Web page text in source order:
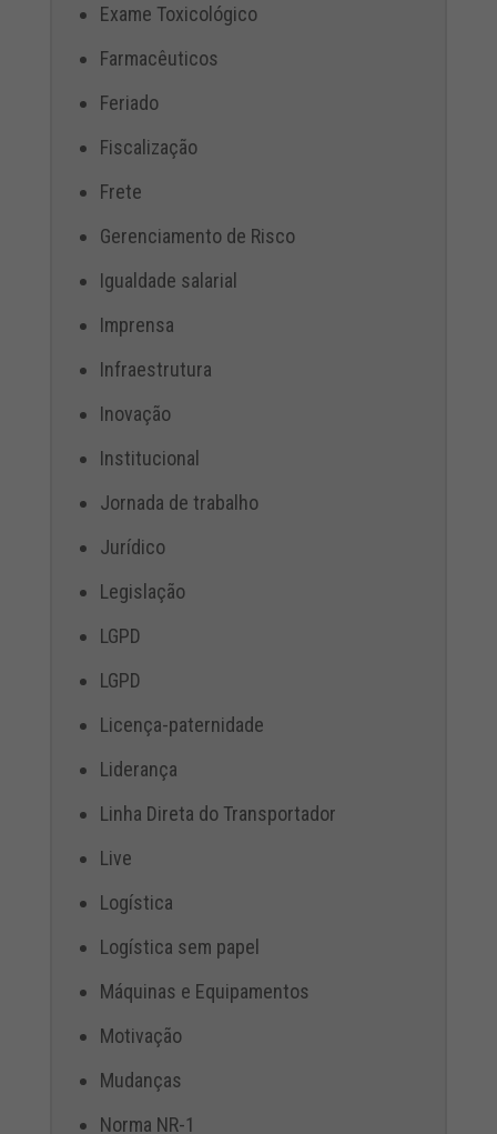
Exame Toxicológico
Farmacêuticos
Feriado
Fiscalização
Frete
Gerenciamento de Risco
Igualdade salarial
Imprensa
Infraestrutura
Inovação
Institucional
Jornada de trabalho
Jurídico
Legislação
LGPD
LGPD
Licença-paternidade
Liderança
Linha Direta do Transportador
Live
Logística
Logística sem papel
Máquinas e Equipamentos
Motivação
Mudanças
Norma NR-1